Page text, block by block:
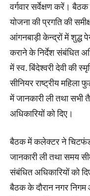
वर्गवार सर्वेक्षण करें।
योजना की प्रगति की
आंगनबाड़ी केन्द्रों में
कराने के निर्देश संबंधित
में स्व. बिंदेश्वरी देवी की
सीनियर राष्ट्रीय महिला
में जानकारी ली तथा सभी
अधिकारियों को दिए।
बैठक में कलेक्टर ने
जानकारी ली तथा समय
संबंधित अधिकारियों को
बैठक के दौरान नगर निगम